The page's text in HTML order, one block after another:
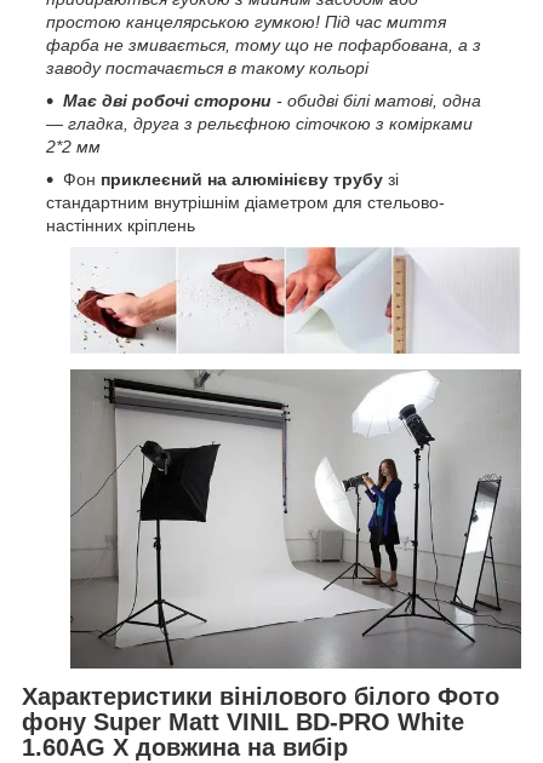
простою канцелярською гумкою! Під час миття
фарба не змивається, тому що не пофарбована, а з
заводу постачається в такому кольорі
Має дві робочі сторони - обидві білі матові, одна
— гладка, друга з рельєфною сіточкою з комірками
2*2 мм
Фон приклеєний на алюмінієву трубу зі
стандартним внутрішнім діаметром для стельово-
настінних кріплень
Характеристики вінілового білого Фото
фону Super Matt VINIL BD-PRO White
1.60AG Х довжина на вибір